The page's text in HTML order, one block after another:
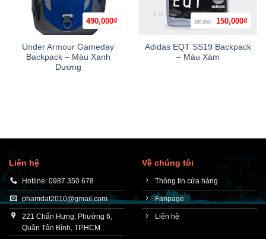
490,000₫
Under Armour Gameday
Backpack – Màu Xanh
Dương
290,000₫
Giá
gốc
290,000₫.
150,000₫
là:
Adidas EQT SS19 Backpack
– Màu Xám
Liên hệ
Hotline: 0987 350 678
phamdat2010@gmail.com
221 Chấn Hưng, Phường 6,
Quận Tân Bình, TP.HCM
Về chúng tôi
Thông tin cửa hàng
Fanpage
Liên hệ